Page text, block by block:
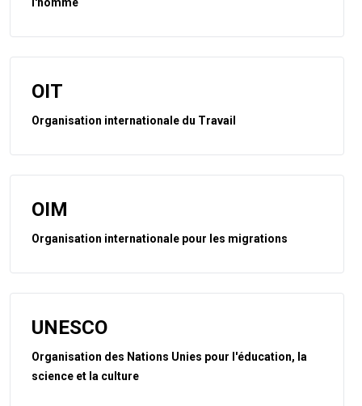
OIT
Organisation internationale du Travail
OIM
Organisation internationale pour les migrations
UNESCO
Organisation des Nations Unies pour l'éducation, la
science et la culture